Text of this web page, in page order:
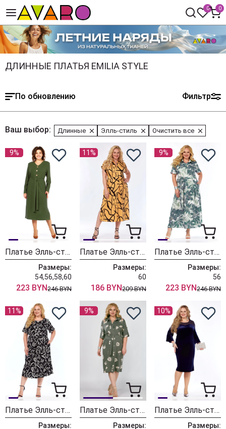
0 0
ДЛИННЫЕ ПЛАТЬЯ EMILIA STYLE
По обновлению Фильтр
Ваш выбор: Длинные Элль-стиль Очистить все
9%
Платье Элль-стиль 2414
Размеры:
54,56,58,60
223 BYN246 BYN
11%
Платье Элль-стиль 2301
Размеры:
60
186 BYN209 BYN
9%
Платье Элль-стиль 2385
Размеры:
56
223 BYN246 BYN
11%
Платье Элль-стиль 2068-8
Размеры:
9%
Платье Элль-стиль 2369
Размеры:
10%
Платье Элль-стиль 2346
Размеры: